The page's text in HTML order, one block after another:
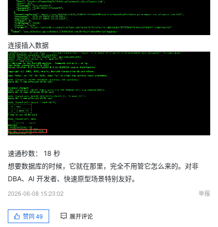
连接插入数据
速通秒数： 18 秒
想要数据库的时候，它就在那里，完全不用管它怎么来的。对非
DBA、AI 开发者、快速原型场景特别友好。
2026-06-08 15:23:02
举报
赞同 49 展开评论